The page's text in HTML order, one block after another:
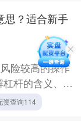
思？适合新手
险较高的操作
杆的含义、运
本概念、操作
资查询114